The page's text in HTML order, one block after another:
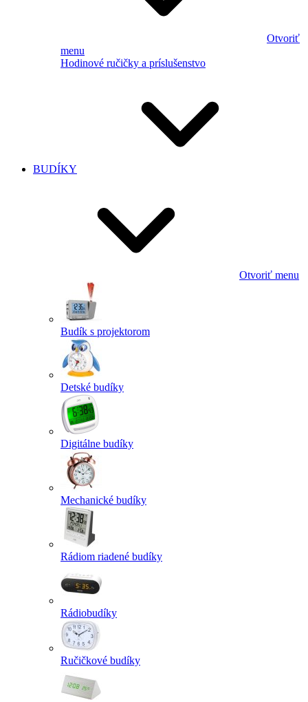
Otvoriť
menu
Hodinové ručičky a príslušenstvo
BUDÍKY
Otvoriť menu
Budík s projektorom
Detské budíky
Digitálne budíky
Mechanické budíky
Rádiom riadené budíky
Rádiobudíky
Ručičkové budíky